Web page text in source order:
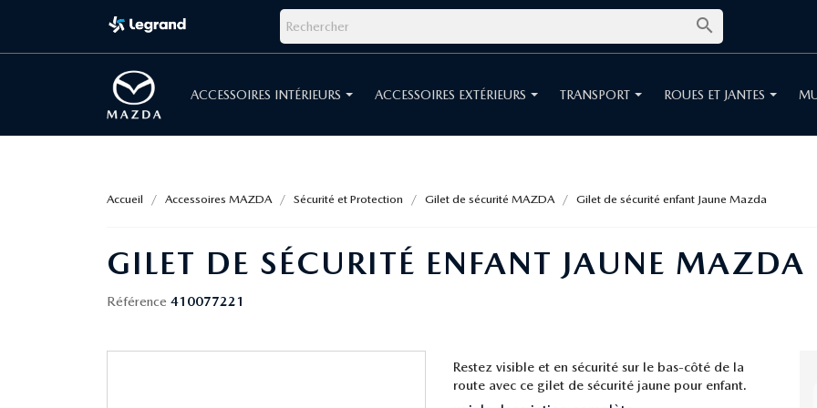

ACCESSOIRES INTÉRIEURS ACCESSOIRES EXTÉRIEURS TRANSPORT ROUES ET JANTES
Accueil Accessoires MAZDA Sécurité et Protection Gilet de sécurité MAZDA Gilet de sécurité enfant Jaune Mazda
GILET DE SÉCURITÉ ENFANT JAUNE MAZDA
Référence 410077221
Restez visible et en sécurité sur le bas-côté de la
route avec ce gilet de sécurité jaune pour enfant.